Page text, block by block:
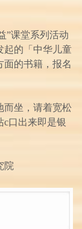
”课堂系列活动
起的「中华儿童
面的书籍，报名
而坐，请着宽松
c口出来即是银
院